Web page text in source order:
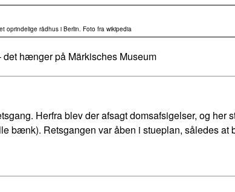
oprindelige rådhus i Berlin. Foto fra wikipedia
hænger på Märkisches Museum
Herfra blev der afsagt domsafsigelser, og her
bænk). Retsgangen var åben i stueplan, således